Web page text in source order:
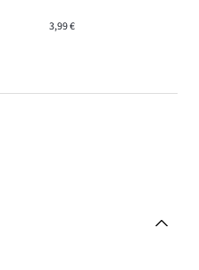
3,99 €